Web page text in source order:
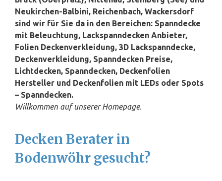
Neukirchen-Balbini, Reichenbach, Wackersdorf
sind wir für Sie da in den Bereichen: Spanndecke
mit Beleuchtung, Lackspanndecken Anbieter,
Folien Deckenverkleidung, 3D Lackspanndecke,
Deckenverkleidung, Spanndecken Preise,
Lichtdecken, Spanndecken, Deckenfolien
Hersteller und Deckenfolien mit LEDs oder Spots
– Spanndecken.
Willkommen auf unserer Homepage.
Decken Berater in
Bodenwöhr gesucht?